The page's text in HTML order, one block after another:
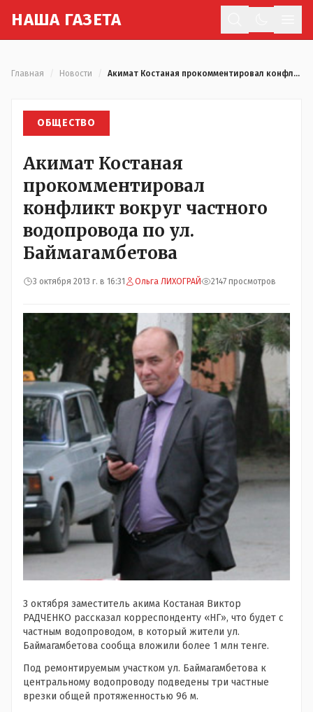
НАША ГАЗЕТА
Главная Новости Акимат Костаная прокомментировал конфликт вокруг частного водопровода по ул. Баймагамбетова
ОБЩЕСТВО
Акимат Костаная
прокомментировал
конфликт вокруг частного
водопровода по ул.
Баймагамбетова
3 октября 2013 г. в 16:31 Ольга ЛИХОГРАЙ 2147 просмотров
3 октября заместитель акима Костаная Виктор
РАДЧЕНКО рассказал корреспонденту «НГ», что будет с
частным водопроводом, в который жители ул.
Баймагамбетова сообща вложили более 1 млн тенге.
Под ремонтируемым участком ул. Баймагамбетова к
центральному водопроводу подведены три частные
врезки общей протяженностью 96 м.